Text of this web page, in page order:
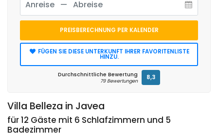
Villa Belleza in Javea
für 12 Gäste mit 6 Schlafzimmern und 5
Badezimmer
PREISBERECHNUNG PER KALENDER
FÜGEN SIE DIESE UNTERKUNFT IHRER FAVORITENLISTE
HINZU.
Durchschnittliche Bewertung
79 Bewertungen 8,3